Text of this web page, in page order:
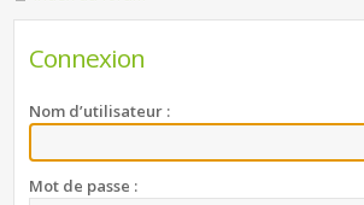
Connexion
Nom d’utilisateur :
Mot de passe :